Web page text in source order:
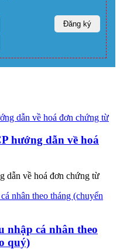
hướng dẫn về hoá
dẫn về hoá đơn chứng từ
nhập cá nhân theo
quý)